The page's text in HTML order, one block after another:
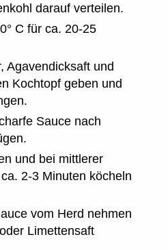
darauf verteilen.
C für ca. 20-25
Agavendicksaft und
Kochtopf geben und
Sauce nach
und bei mittlerer
2-3 Minuten köcheln
vom Herd nehmen
Limettensaft